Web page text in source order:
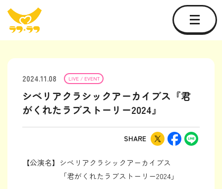
2024.11.08 LIVE / EVENT
シベリアクラシックアーカイブス『君
がくれたラブストーリー2024』
SHARE
【公演名】シベリアクラシックアーカイブス
「君がくれたラブストーリー2024」